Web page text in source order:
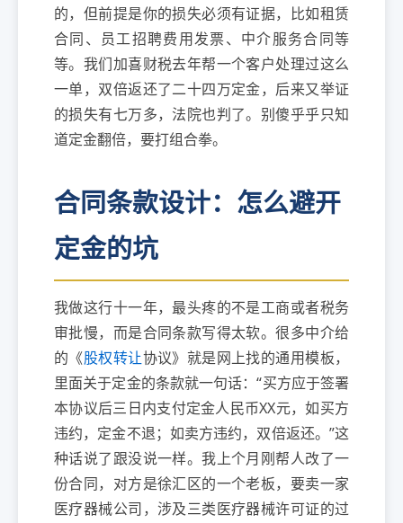
的，但前提是你的损失必须有证据，比如租赁
合同、员工招聘费用发票、中介服务合同等
等。我们加喜财税去年帮一个客户处理过这么
一单，双倍返还了二十四万定金，后来又举证
的损失有七万多，法院也判了。别傻乎乎只知
道定金翻倍，要打组合拳。
合同条款设计：怎么避开
定金的坑
我做这行十一年，最头疼的不是工商或者税务
审批慢，而是合同条款写得太软。很多中介给
的《股权转让协议》就是网上找的通用模板，
里面关于定金的条款就一句话：“买方应于签署
本协议后三日内支付定金人民币XX元，如买方
违约，定金不退；如卖方违约，双倍返还。”这
种话说了跟没说一样。我上个月刚帮人改了一
份合同，对方是徐汇区的一个老板，要卖一家
医疗器械公司，涉及三类医疗器械许可证的过